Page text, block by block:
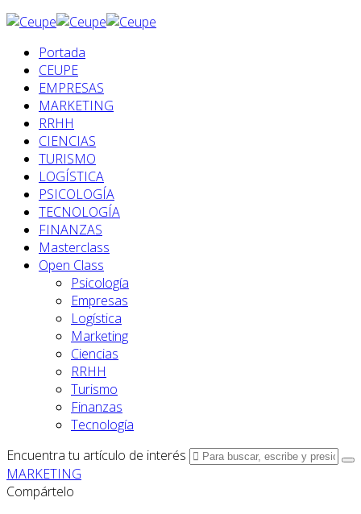
Portada
CEUPE
EMPRESAS
MARKETING
RRHH
CIENCIAS
TURISMO
LOGÍSTICA
PSICOLOGÍA
TECNOLOGÍA
FINANZAS
Masterclass
Open Class
Psicología
Empresas
Logística
Marketing
Ciencias
RRHH
Turismo
Finanzas
Tecnología
Encuentra tu artículo de interés
MARKETING
Compártelo